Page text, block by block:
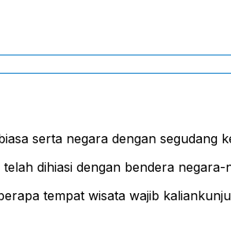
serta negara dengan segudang
dihiasi dengan bendera
tempat wisata wajib